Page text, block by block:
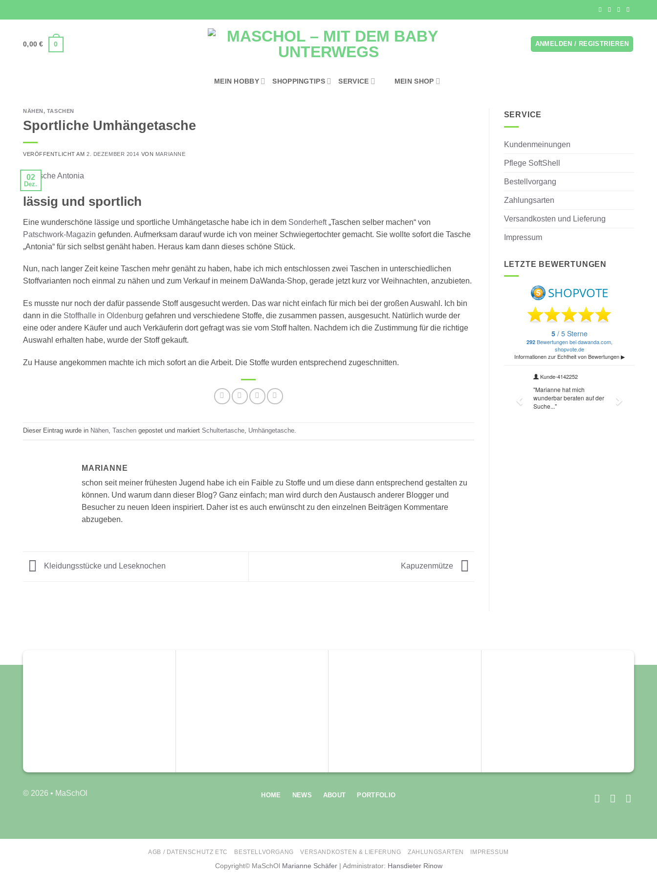
Inhalt
0,00€ 0 ANMELDEN / REGISTRIEREN
MEIN HOBBY SHOPPINGTIPS SERVICE MEIN SHOP
NÄHEN, TASCHEN
Sportliche Umhängetasche
VERÖFFENTLICHT AM2. DEZEMBER 2014 VON MARIANNE
02
Dez.
lässig und sportlich
Eine wunderschöne lässige und sportliche Umhängetasche habe ich in dem Sonderheft„Taschen selber machen“ von
Patschwork-Magazin gefunden. Aufmerksam darauf wurde ich von meiner Schwiegertochter gemacht. Sie wollte sofort die Tasche
„Antonia“ für sich selbst genäht haben. Heraus kam dann dieses schöne Stück.
Nun, nach langer Zeit keine Taschen mehr genäht zu haben, habe ich mich entschlossen zwei Taschen in unterschiedlichen
Stoffvarianten noch einmal zu nähen und zum Verkauf in meinem DaWanda-Shop, gerade jetzt kurz vor Weihnachten, anzubieten.
Es musste nur noch der dafür passende Stoff ausgesucht werden. Das war nicht einfach für mich bei der großen Auswahl. Ich bin
dann in die Stoffhalle in Oldenburg gefahren und verschiedene Stoffe, die zusammen passen, ausgesucht. Natürlich wurde der
eine oder andere Käufer und auch Verkäuferin dort gefragt was sie vom Stoff halten. Nachdem ich die Zustimmung für die richtige
Auswahl erhalten habe, wurde der Stoff gekauft.
Zu Hause angekommen machte ich mich sofort an die Arbeit. Die Stoffe wurden entsprechend zugeschnitten.
Dieser Eintrag wurde in Nähen, Taschen gepostet und markiert Schultertasche, Umhängetasche.
MARIANNE
schon seit meiner frühesten Jugend habe ich ein Faible zu Stoffe und um diese dann entsprechend gestalten zu
können. Und warum dann dieser Blog? Ganz einfach; man wird durch den Austausch anderer Blogger und
Besucher zu neuen Ideen inspiriert. Daher ist es auch erwünscht zu den einzelnen Beiträgen Kommentare
abzugeben.
Kleidungsstücke und Leseknochen Kapuzenmütze
SERVICE
Kundenmeinungen
Pflege SoftShell
Bestellvorgang
Zahlungsarten
Versandkosten und Lieferung
Impressum
LETZTE BEWERTUNGEN
© 2026 • MaSchOl HOME NEWS ABOUT PORTFOLIO
AGB / DATENSCHUTZ ETC BESTELLVORGANG VERSANDKOSTEN & LIEFERUNG ZAHLUNGSARTEN IMPRESSUM
Copyright© MaSchOl Marianne Schäfer| Administrator: Hansdieter Rinow